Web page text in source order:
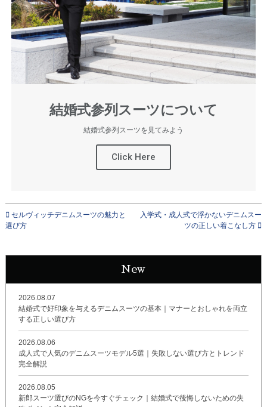
結婚式参列スーツについて
結婚式参列スーツを見てみよう
Click Here
セルヴィッチデニムスーツの魅力と
選び方
入学式・成人式で浮かないデニムスー
ツの正しい着こなし方
New
2026.08.07
結婚式で好印象を与えるデニムスーツの基本｜マナーとおしゃれを両立
する正しい選び方
2026.08.06
成人式で人気のデニムスーツモデル5選｜失敗しない選び方とトレンド
完全解説
2026.08.05
新郎スーツ選びのNGを今すぐチェック｜結婚式で後悔しないための失